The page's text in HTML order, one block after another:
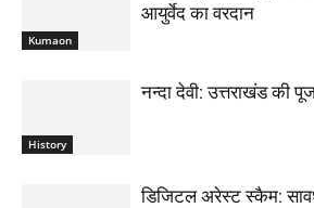
Kumaon
आयुर्वेद का वरदान
History
नन्दा देवी: उत्तराखंड की
डिजिटल अरेस्ट स्कैम: